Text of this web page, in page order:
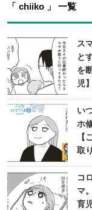
「 chiiko 」 一覧
ス
と
を
児
い
ホ
取
コ
マ
育